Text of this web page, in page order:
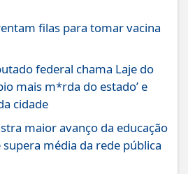
filas para tomar vacina
federal chama Laje do
mais m*rda do estado’ e
cidade
maior avanço da educação
supera média da rede pública